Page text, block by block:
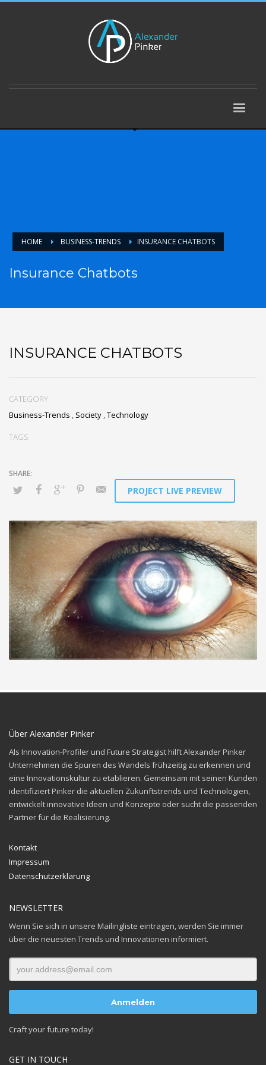
HOME BUSINESS-TRENDS INSURANCE CHATBOTS
Insurance Chatbots
INSURANCE CHATBOTS
CATEGORY
Business-Trends
Society Technology
TAGS
PROJECT LIVE PREVIEW
Über Alexander Pinker
Als Innovation-Profiler und Future Strategist hilft Alexander Pinker
Unternehmen die Spuren des Wandels frühzeitig zu erkennen und
eine Innovationskultur zu etablieren. Gemeinsam mit seinen Kunden
identifiziert Pinker die aktuellen Zukunftstrends und Technologien,
entwickelt innovative Ideen und Konzepte oder sucht die passenden
Partner für die Realisierung.
Kontakt
Impressum
Datenschutzerklärung
NEWSLETTER
Wenn Sie sich in unsere Mailingliste eintragen, werden Sie immer
über die neuesten Trends und Innovationen informiert.
Craft your future today!
GET IN TOUCH